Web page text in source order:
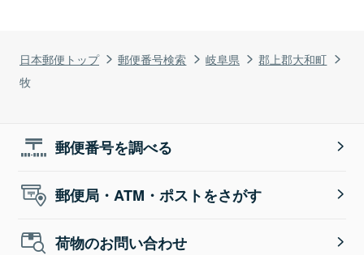
日本郵便トップ 郵便番号検索 岐阜県
郡上郡大和町
牧
郵便番号を調べる
郵便局・ATM・ポストをさがす
荷物のお問い合わせ